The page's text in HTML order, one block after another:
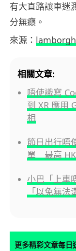
有大直路讓車迷
分無癮。
來源：
相關文章:
唔使識寫
到 XR 應用
相
節日出行唔
單 最高
小巴「上車
「以免無法
更多精彩文章每日